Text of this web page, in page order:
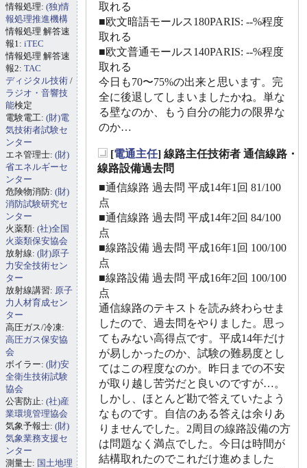
取れる
■欧文暗語モールス180PARIS: --%程度
取れる
■欧文普通モールス140PARIS: --%程度
取れる
今日も70〜75%の出来と思います。完
全に後退してしまいましたかね。単な
る壁なのか、もう自分の能力の限界な
のか…
[電通主任] 線路主任技術者 通信線路・
線路設備過去問
■通信線路 過去問 平成14年1回 81/100
点
■通信線路 過去問 平成14年2回 84/100
点
■線路設備 過去問 平成16年1回 100/100
点
■線路設備 過去問 平成16年2回 100/100
点
通信線路のテキストを読み終わらせま
したので、過去問をやりました。思っ
てもみない高得点です。平成14年だけ
が易しかったのか、試験の難易度とし
てはこの程度なのか。昨日までの不安
が取り越し苦労だと良いのですが…。
しかし、ほとんど勘で答えていたよう
なものです。自信のある答えは余りあ
りませんでした。2周目の線路設備の方
は問題なく満点でした。今日は時間が
結構取れたのでこれだけ進めました
情報処理: (独)情
報処理推進機構
情報処理 解答速
報1: iTEC
情報処理 解答速
報2: TAC
ディジタル技術 /
ラジオ・音響技
能検定
電験電工: (財)電
気技術者試験セ
ンター
エネ管理士: (財)
省エネルギーセ
ンター
危険物消防: (財)
消防試験研究セ
ンター
火薬類: (社)全国
火薬類保安協会
放射線: (財)原子
力安全技術セン
ター
放射線講習: 原子
力人材育成セン
ター
高圧ガス/冷凍:
高圧ガス保安協
会
ボイラー: (財)安
全衛生技術試験
協会
公害防止: (社)産
業環境管理協会
気象予報士: (財)
気象業務支援セ
ンター
測量士: 国土地理